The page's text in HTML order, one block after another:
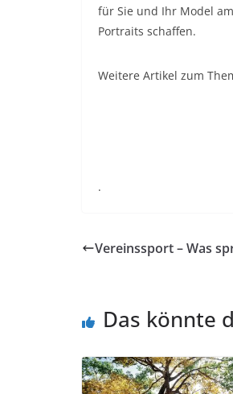
für Sie und Ihr Model
Portraits schaffen.
Weitere Artikel zum
.
Vereinssport – Was
Das könnte